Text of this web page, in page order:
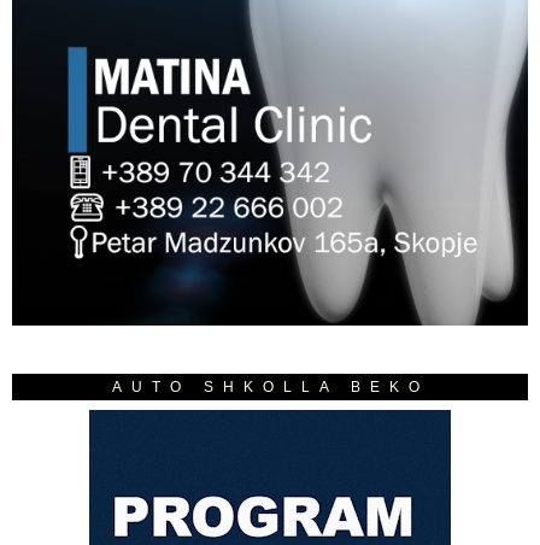
AUTO SHKOLLA BEKO